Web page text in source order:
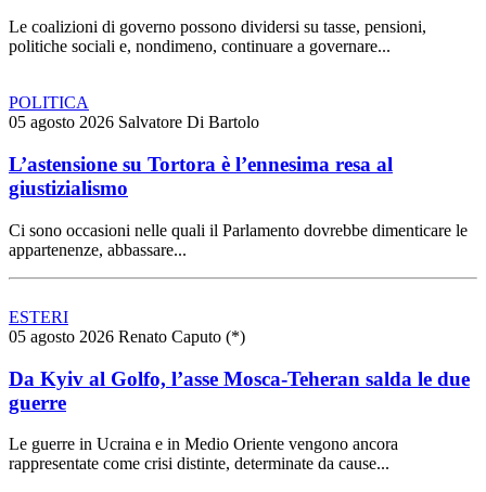
Le coalizioni di governo possono dividersi su tasse, pensioni,
politiche sociali e, nondimeno, continuare a governare...
POLITICA
05 agosto 2026 Salvatore Di Bartolo
L’astensione su Tortora è l’ennesima resa al
giustizialismo
Ci sono occasioni nelle quali il Parlamento dovrebbe dimenticare le
appartenenze, abbassare...
ESTERI
05 agosto 2026 Renato Caputo (*)
Da Kyiv al Golfo, l’asse Mosca-Teheran salda le due
guerre
Le guerre in Ucraina e in Medio Oriente vengono ancora
rappresentate come crisi distinte, determinate da cause...